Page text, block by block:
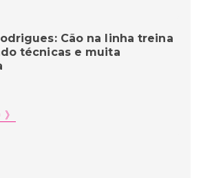
Cão na linha treina
técnicas e muita